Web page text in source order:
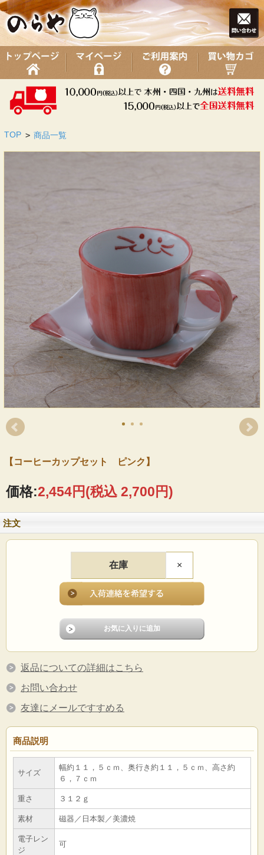
TOP > 商品一覧
【コーヒーカップセット ピンク】
価格:2,454円(税込 2,700円)
注文
在庫 ×
返品についての詳細はこちら
お問い合わせ
友達にメールですすめる
商品説明
サイズ
幅約１１，５ｃｍ、奥行き約１１，５ｃｍ、高さ約
６，７ｃｍ
重さ ３１２ｇ
素材 磁器／日本製／美濃焼
電子レン
ジ
可